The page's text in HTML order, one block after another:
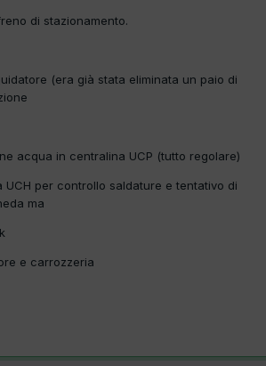
di stazionamento.
(era già stata eliminata un paio di
acqua in centralina UCP (tutto regolare)
UCH per controllo saldature e tentativo di
ma
e carrozzeria